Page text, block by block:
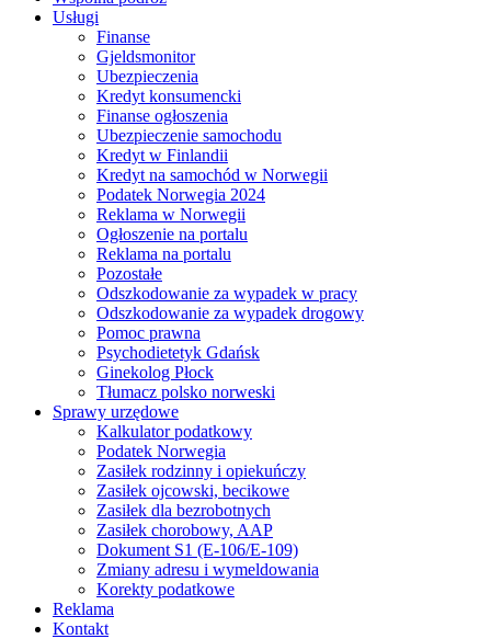
Usługi
Finanse
Gjeldsmonitor
Ubezpieczenia
Kredyt konsumencki
Finanse ogłoszenia
Ubezpieczenie samochodu
Kredyt w Finlandii
Kredyt na samochód w Norwegii
Podatek Norwegia 2024
Reklama w Norwegii
Ogłoszenie na portalu
Reklama na portalu
Pozostałe
Odszkodowanie za wypadek w pracy
Odszkodowanie za wypadek drogowy
Pomoc prawna
Psychodietetyk Gdańsk
Ginekolog Płock
Tłumacz polsko norweski
Sprawy urzędowe
Kalkulator podatkowy
Podatek Norwegia
Zasiłek rodzinny i opiekuńczy
Zasiłek ojcowski, becikowe
Zasiłek dla bezrobotnych
Zasiłek chorobowy, AAP
Dokument S1 (E-106/E-109)
Zmiany adresu i wymeldowania
Korekty podatkowe
Reklama
Kontakt